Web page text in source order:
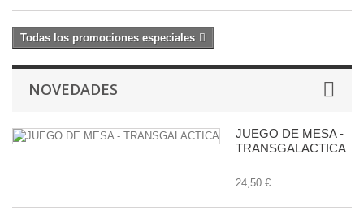
Todas los promociones especiales
NOVEDADES
JUEGO DE MESA -
TRANSGALACTICA
24,50 €